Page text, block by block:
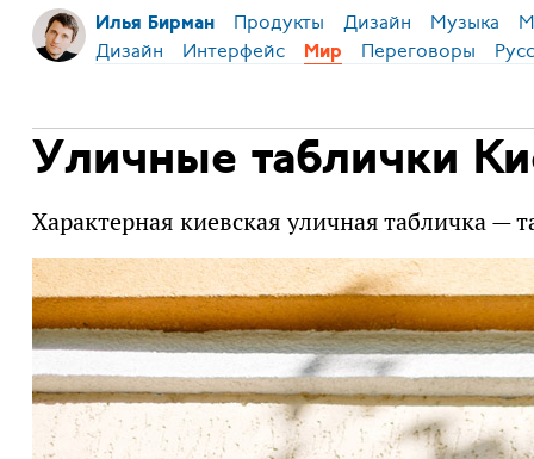
Илья Бирман Продукты Дизайн Музыка
Дизайн
Интерфейс Мир Переговоры
Уличные таблички
Характерная киевская уличная табличка —